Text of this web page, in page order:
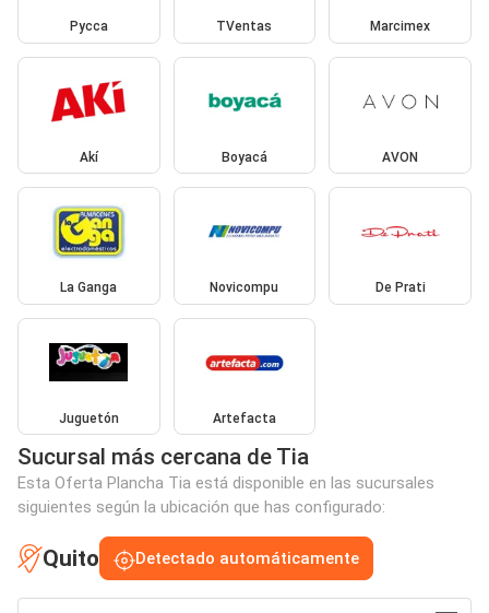
Pycca TVentas Marcimex
Akí Boyacá AVON
La Ganga Novicompu De Prati
Juguetón Artefacta
Sucursal más cercana de Tia
Esta Oferta Plancha Tia está disponible en las sucursales
siguientes según la ubicación que has configurado:
Quito Detectado automáticamente